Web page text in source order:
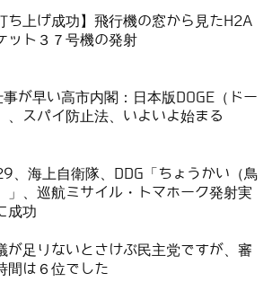
ち上げ成功】飛行機の窓から見たH2A
ット３７号機の発射
が早い高市内閣：日本版DOGE（ドー
、スパイ防止法、いよいよ始まる
、海上自衛隊、DDG「ちょうかい（鳥
」、巡航ミサイル・トマホーク発射実
成功
が足りないとさけぶ民主党ですが、審
間は６位でした